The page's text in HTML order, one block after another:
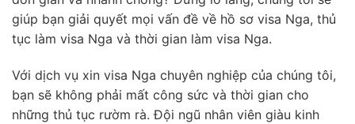
giúp bạn giải quyết mọi vấn đề về hồ sơ visa Nga, thủ
tục làm visa Nga và thời gian làm visa Nga.
Với dịch vụ xin visa Nga chuyên nghiệp của chúng tôi,
bạn sẽ không phải mất công sức và thời gian cho
những thủ tục rườm rà. Đội ngũ nhân viên giàu kinh